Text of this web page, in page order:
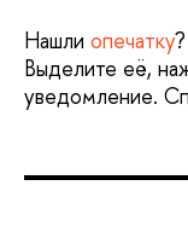
Нашли опечатку?
Выделите её,
уведомление.